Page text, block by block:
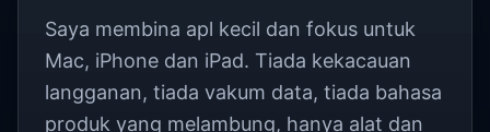
Saya membina apl kecil dan fokus untuk
Mac, iPhone dan iPad. Tiada kekacauan
langganan, tiada vakum data, tiada bahasa
produk yang melambung, hanya alat dan